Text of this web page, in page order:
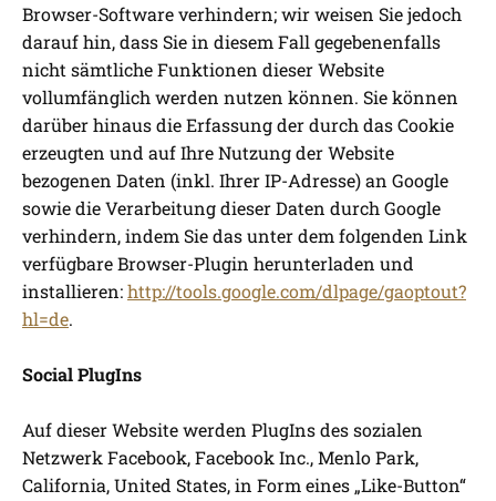
Browser-Software verhindern; wir weisen Sie jedoch
darauf hin, dass Sie in diesem Fall gegebenenfalls
nicht sämtliche Funktionen dieser Website
vollumfänglich werden nutzen können. Sie können
darüber hinaus die Erfassung der durch das Cookie
erzeugten und auf Ihre Nutzung der Website
bezogenen Daten (inkl. Ihrer IP-Adresse) an Google
sowie die Verarbeitung dieser Daten durch Google
verhindern, indem Sie das unter dem folgenden Link
verfügbare Browser-Plugin herunterladen und
installieren:http://tools.google.com/dlpage/gaoptout?
hl=de.
Social PlugIns
Auf dieser Website werden PlugIns des sozialen
Netzwerk Facebook, Facebook Inc., Menlo Park,
California, United States, in Form eines „Like-Button“